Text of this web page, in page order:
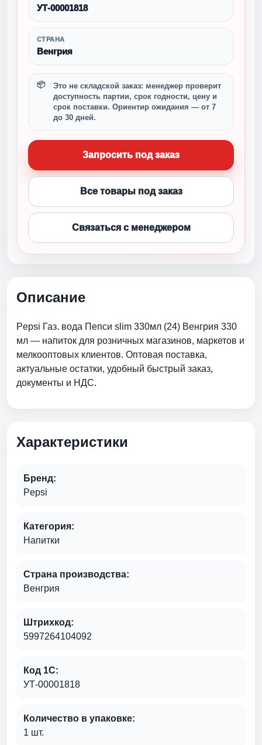
УТ-00001818
СТРАНА
Венгрия
Это не складской заказ: менеджер проверит
доступность партии, срок годности, цену и
срок поставки. Ориентир ожидания — от 7
до 30 дней.
Запросить под заказ
Все товары под заказ
Связаться с менеджером
Описание
Pepsi Газ. вода Пепси slim 330мл (24) Венгрия 330
мл — напиток для розничных магазинов, маркетов и
мелкооптовых клиентов. Оптовая поставка,
актуальные остатки, удобный быстрый заказ,
документы и НДС.
Характеристики
Бренд:
Pepsi
Категория:
Напитки
Страна производства:
Венгрия
Штрихкод:
5997264104092
Код 1С:
УТ-00001818
Количество в упаковке:
1 шт.